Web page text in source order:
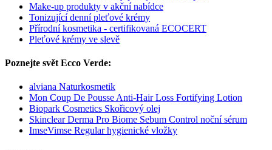
Make-up produkty v akční nabídce
Tonizující denní pleťové krémy
Přírodní kosmetika - certifikovaná ECOCERT
Pleťové krémy ve slevě
Poznejte svět Ecco Verde:
alviana Naturkosmetik
Mon Coup De Pousse Anti-Hair Loss Fortifying Lotion
Biopark Cosmetics Skořicový olej
Skinclear Derma Pro Biome Sebum Control noční sérum
ImseVimse Regular hygienické vložky